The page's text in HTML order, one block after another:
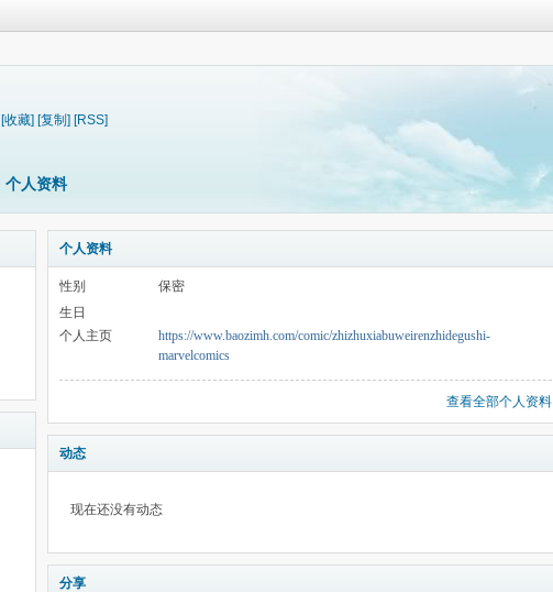
[收藏] [复制] [RSS]
个人资料
个人资料
性别
保密
生日
个人主页
https://www.baozimh.com/comic/zhizhuxiabuweirenzhidegushi-
marvelcomics
查看全部个人资料
动态
现在还没有动态
分享